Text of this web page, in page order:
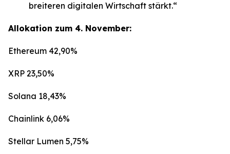
breiteren digitalen Wirtschaft stärkt.“
Allokation zum 4. November:
Ethereum 42,90%
XRP 23,50%
Solana 18,43%
Chainlink 6,06%
Stellar Lumen 5,75%